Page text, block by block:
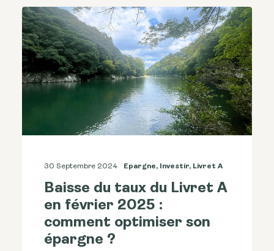
30 Septembre 2024 Epargne, Investir, Livret A
Baisse du taux du Livret A
en février 2025 :
comment optimiser son
épargne ?